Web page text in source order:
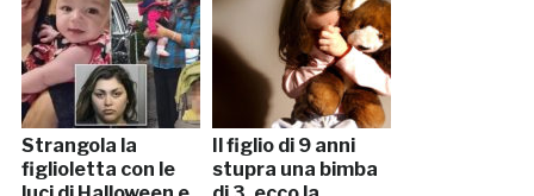
Strangola la
figlioletta con le
Il figlio di 9 anni
stupra una bimba